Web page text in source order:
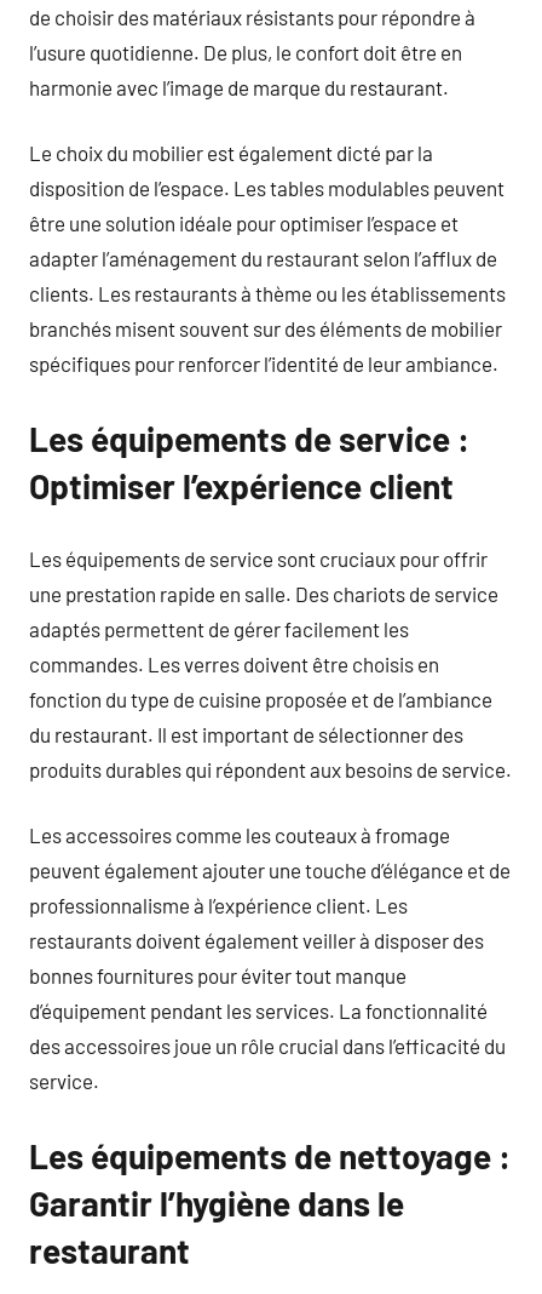
de choisir des matériaux résistants pour répondre à
l’usure quotidienne. De plus, le confort doit être en
harmonie avec l’image de marque du restaurant.
Le choix du mobilier est également dicté par la
disposition de l’espace. Les tables modulables peuvent
être une solution idéale pour optimiser l’espace et
adapter l’aménagement du restaurant selon l’afflux de
clients. Les restaurants à thème ou les établissements
branchés misent souvent sur des éléments de mobilier
spécifiques pour renforcer l’identité de leur ambiance.
Les équipements de service :
Optimiser l’expérience client
Les équipements de service sont cruciaux pour offrir
une prestation rapide en salle. Des chariots de service
adaptés permettent de gérer facilement les
commandes. Les verres doivent être choisis en
fonction du type de cuisine proposée et de l’ambiance
du restaurant. Il est important de sélectionner des
produits durables qui répondent aux besoins de service.
Les accessoires comme les couteaux à fromage
peuvent également ajouter une touche d’élégance et de
professionnalisme à l’expérience client. Les
restaurants doivent également veiller à disposer des
bonnes fournitures pour éviter tout manque
d’équipement pendant les services. La fonctionnalité
des accessoires joue un rôle crucial dans l’efficacité du
service.
Les équipements de nettoyage :
Garantir l’hygiène dans le
restaurant